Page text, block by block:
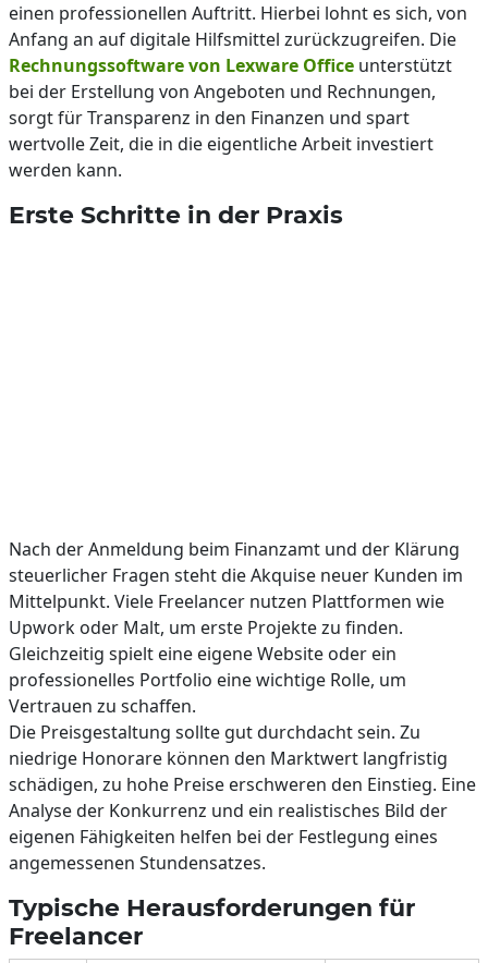
einen professionellen Auftritt. Hierbei lohnt es sich, von
Anfang an auf digitale Hilfsmittel zurückzugreifen. Die
Rechnungssoftware von Lexware Office unterstützt
bei der Erstellung von Angeboten und Rechnungen,
sorgt für Transparenz in den Finanzen und spart
wertvolle Zeit, die in die eigentliche Arbeit investiert
werden kann.
Erste Schritte in der Praxis
Nach der Anmeldung beim Finanzamt und der Klärung
steuerlicher Fragen steht die Akquise neuer Kunden im
Mittelpunkt. Viele Freelancer nutzen Plattformen wie
Upwork oder Malt, um erste Projekte zu finden.
Gleichzeitig spielt eine eigene Website oder ein
professionelles Portfolio eine wichtige Rolle, um
Vertrauen zu schaffen.
Die Preisgestaltung sollte gut durchdacht sein. Zu
niedrige Honorare können den Marktwert langfristig
schädigen, zu hohe Preise erschweren den Einstieg. Eine
Analyse der Konkurrenz und ein realistisches Bild der
eigenen Fähigkeiten helfen bei der Festlegung eines
angemessenen Stundensatzes.
Typische Herausforderungen für
Freelancer